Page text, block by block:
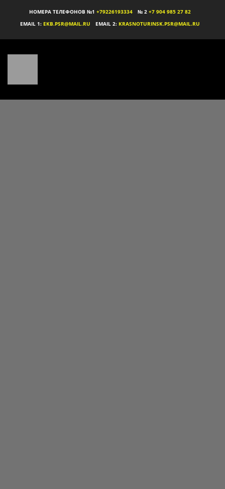
НОМЕРА ТЕЛЕФОНОВ №1 +79226193334 № 2 +7 904 985 27 82
EMAIL 1: EKB.PSR@MAIL.RU EMAIL 2: KRASNOTURINSK.PSR@MAIL.RU